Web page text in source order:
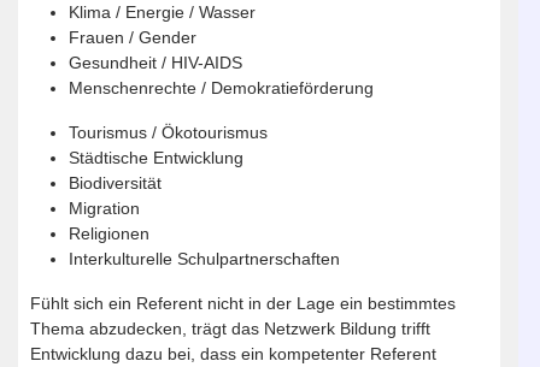
Klima / Energie / Wasser
Frauen / Gender
Gesundheit / HIV-AIDS
Menschenrechte / Demokratieförderung
Tourismus / Ökotourismus
Städtische Entwicklung
Biodiversität
Migration
Religionen
Interkulturelle Schulpartnerschaften
Fühlt sich ein Referent nicht in der Lage ein bestimmtes
Thema abzudecken, trägt das Netzwerk Bildung trifft
Entwicklung dazu bei, dass ein kompetenter Referent